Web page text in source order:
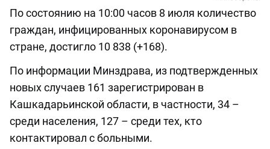
По состоянию на 10:00 часов 8 июля количество
граждан, инфицированных коронавирусом в
стране, достигло 10 838 (+168).
По информации Минздрава, из подтвержденных
новых случаев 161 зарегистрирован в
Кашкадарьинской области, в частности, 34 –
среди населения, 127 – среди тех, кто
контактировал с больными.